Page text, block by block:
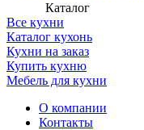
Каталог
Все кухни
Каталог кухонь
Кухни на заказ
Купить кухню
Мебель для кухни
О компании
Контакты